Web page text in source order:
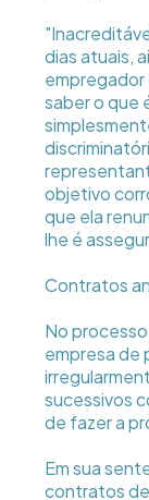
dias atuais,
empregador
saber o que
objetivo
que ela
lhe é
Contratos
No
empresa de
sucessivos
de fazer a
Em sua
contratos